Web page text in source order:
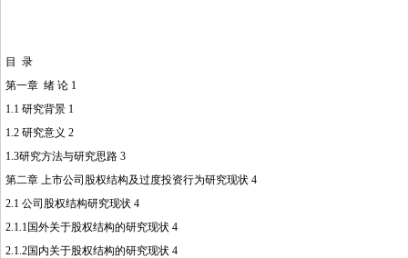
目 录
第一章 绪 论 1
1.1 研究背景 1
1.2 研究意义 2
1.3研究方法与研究思路 3
第二章 上市公司股权结构及过度投资行为研究现状 4
2.1 公司股权结构研究现状 4
2.1.1国外关于股权结构的研究现状 4
2.1.2国内关于股权结构的研究现状 4